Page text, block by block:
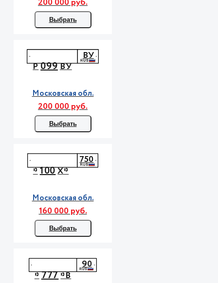
Выбрать
Р099ВУ
ВУ
Московская обл.
200 000 руб.
Выбрать
*100Х*
750
Московская обл.
160 000 руб.
Выбрать
*777*В
90